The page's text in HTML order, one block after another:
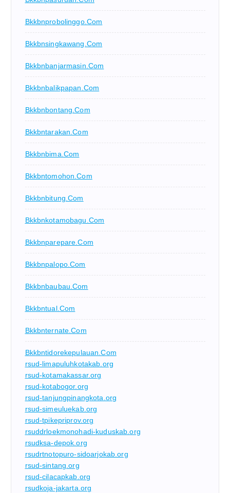
Bkkbnprobolinggo.com
Bkkbnsingkawang.com
Bkkbnbanjarmasin.com
Bkkbnbalikpapan.com
Bkkbnbontang.com
Bkkbntarakan.com
Bkkbnbima.com
Bkkbntomohon.com
Bkkbnbitung.com
Bkkbnkotamobagu.com
Bkkbnparepare.com
Bkkbnpalopo.com
Bkkbnbaubau.com
Bkkbntual.com
Bkkbnternate.com
Bkkbntidorekepulauan.com
rsud-limapuluhkotakab.org
rsud-kotamakassar.org
rsud-kotabogor.org
rsud-tanjungpinangkota.org
rsud-simeuluekab.org
rsud-tpikepriprov.org
rsuddrloekmonohadi-kuduskab.org
rsudksa-depok.org
rsudrtnotopuro-sidoarjokab.org
rsud-sintang.org
rsud-cilacapkab.org
rsudkoja-jakarta.org